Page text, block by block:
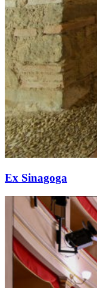
Ex Sinagoga